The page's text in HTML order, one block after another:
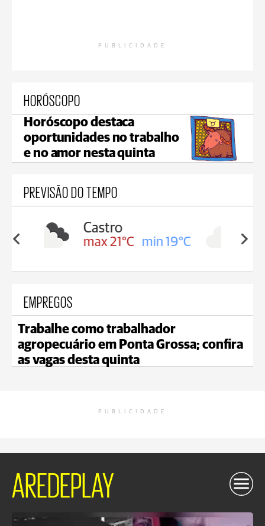
PUBLICIDADE
HORÓSCOPO
Horóscopo destaca
oportunidades no trabalho
e no amor nesta quinta
PREVISÃO DO TEMPO
19°C
Carambeí
max 21°C min 18°C
EMPREGOS
Trabalhe como trabalhador
agropecuário em Ponta Grossa; confira
as vagas desta quinta
PUBLICIDADE
AREDEPLAY